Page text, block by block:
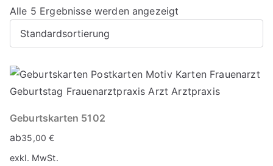
Alle 5 Ergebnisse werden angezeigt
Geburtskarten 5102
ab35,00€
exkl. MwSt.